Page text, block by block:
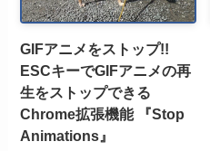
GIFアニメをストップ!!
ESCキーでGIFアニメの再
生をストップできる
Chrome拡張機能 『Stop
Animations』